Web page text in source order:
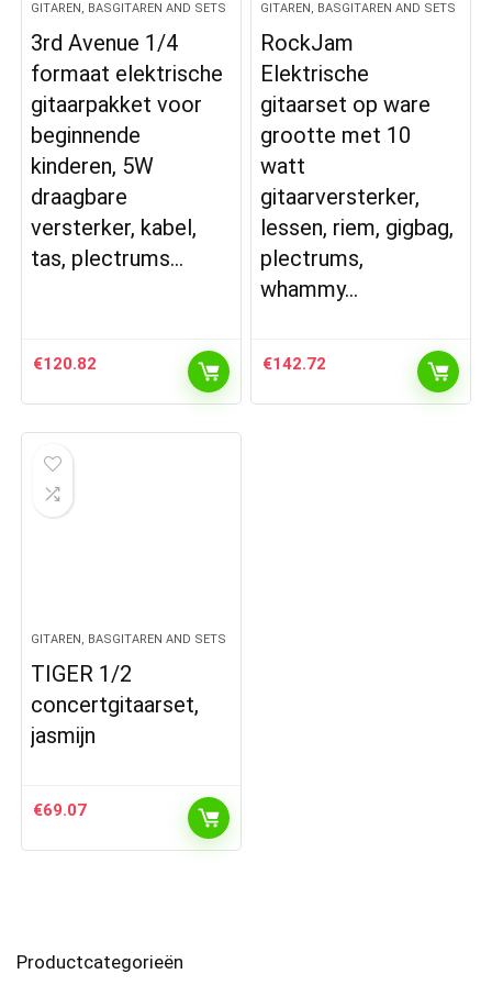
GITAREN, BASGITAREN AND SETS
3rd Avenue 1/4
formaat elektrische
gitaarpakket voor
beginnende
kinderen, 5W
draagbare
versterker, kabel,
tas, plectrums…
€120.82
GITAREN, BASGITAREN AND SETS
RockJam
Elektrische
gitaarset op ware
grootte met 10
watt
gitaarversterker,
lessen, riem, gigbag,
plectrums,
whammy…
€142.72
GITAREN, BASGITAREN AND SETS
TIGER 1/2
concertgitaarset,
jasmijn
€69.07
Productcategorieën